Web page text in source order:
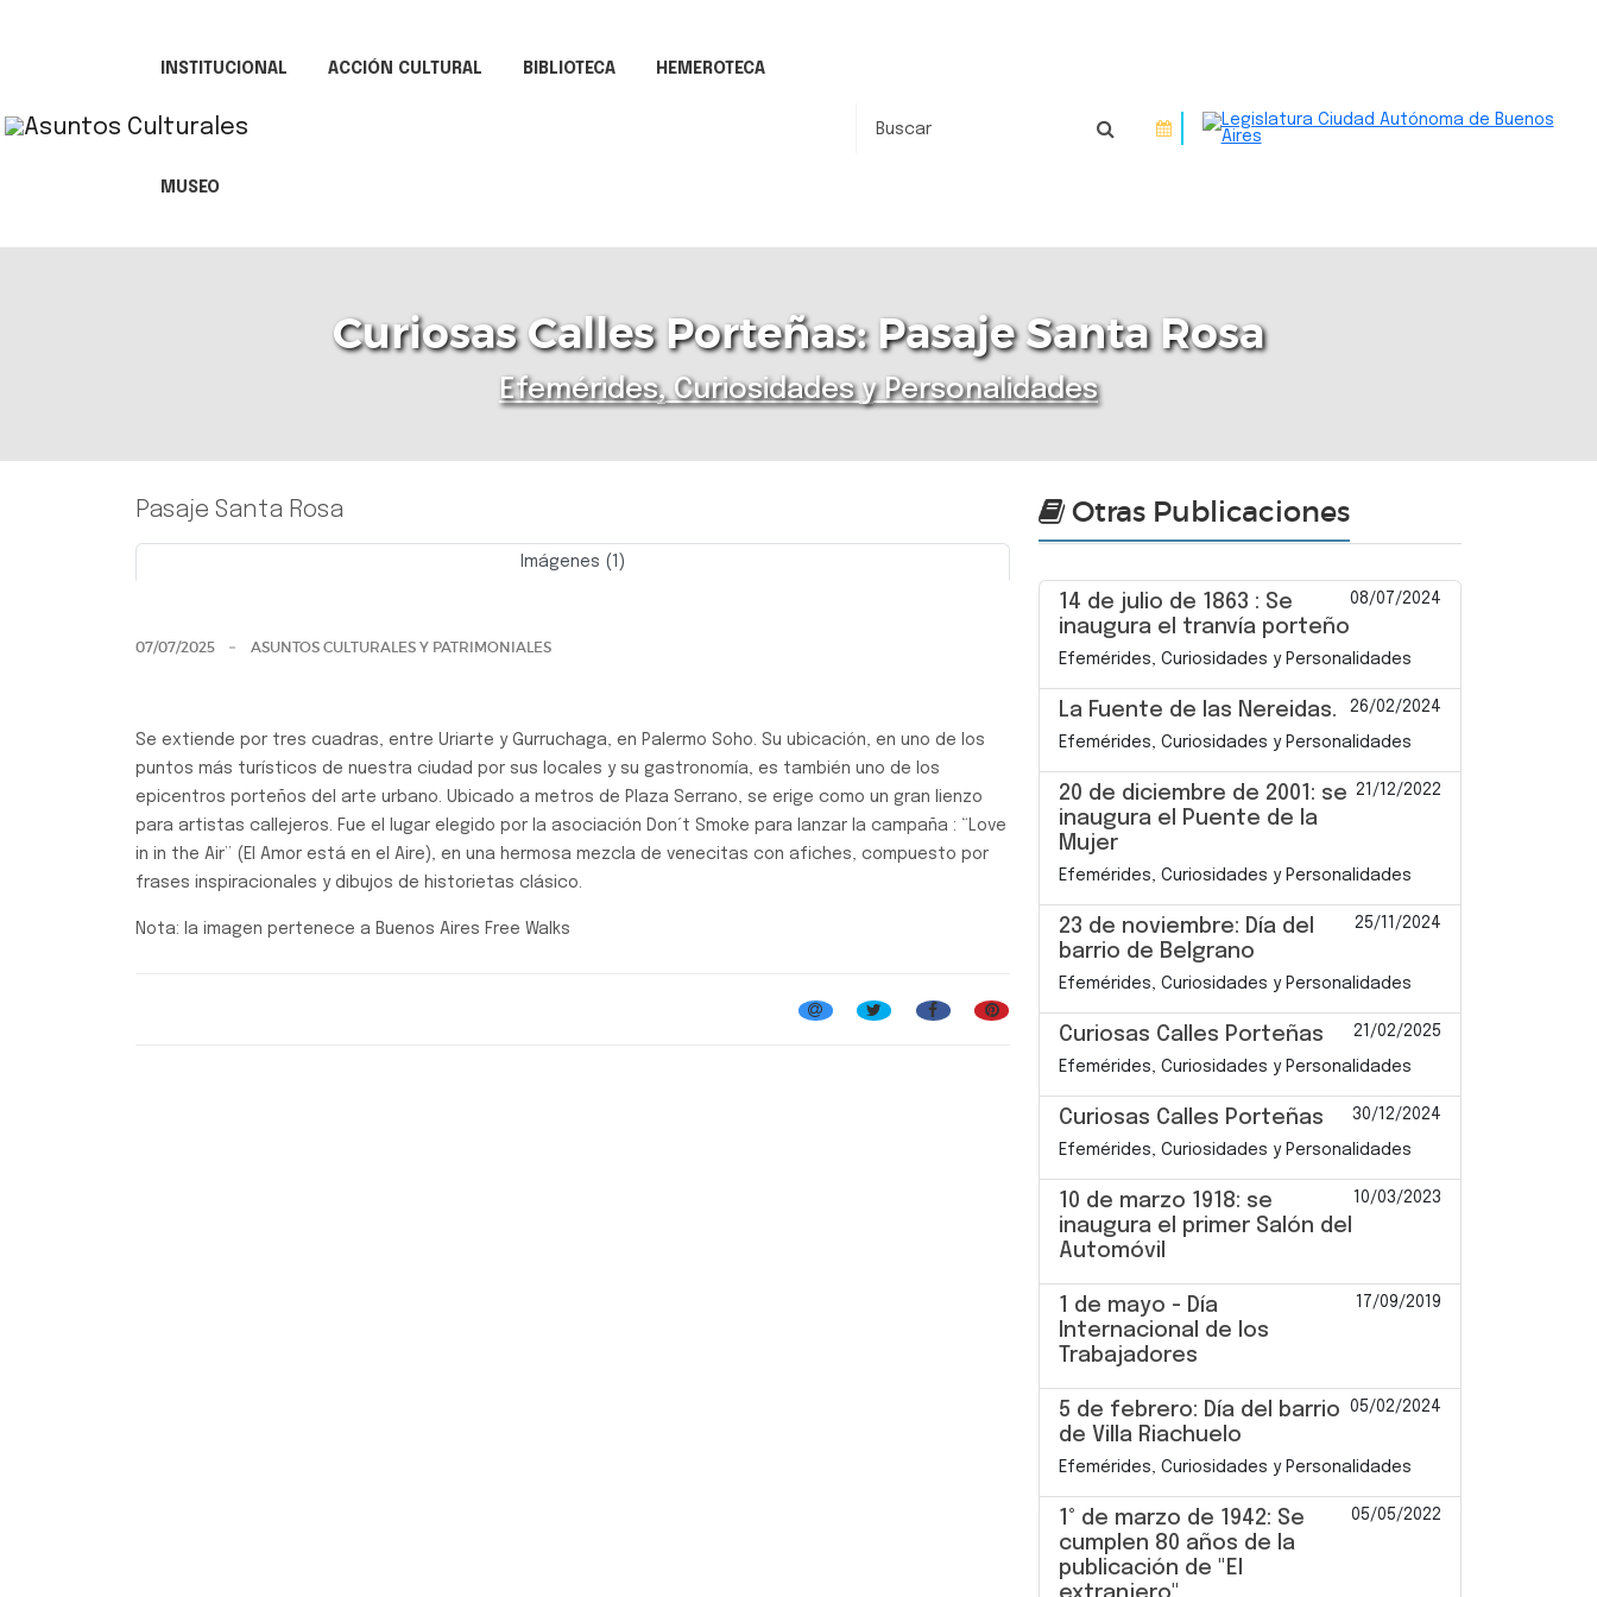
INSTITUCIONAL ACCIÓN CULTURAL BIBLIOTECA HEMEROTECA
MUSEO
Curiosas Calles Porteñas: Pasaje Santa Rosa
Efemérides, Curiosidades y Personalidades
Pasaje Santa Rosa
Imágenes (1)
07/07/2025 ASUNTOS CULTURALES Y PATRIMONIALES
Se extiende por tres cuadras, entre Uriarte y Gurruchaga, en Palermo Soho. Su ubicación, en uno de los
puntos más turísticos de nuestra ciudad por sus locales y su gastronomía, es también uno de los
epicentros porteños del arte urbano. Ubicado a metros de Plaza Serrano, se erige como un gran lienzo
para artistas callejeros. Fue el lugar elegido por la asociación Don´t Smoke para lanzar la campaña : “Love
in in the Air” (El Amor está en el Aire), en una hermosa mezcla de venecitas con afiches, compuesto por
frases inspiracionales y dibujos de historietas clásico.
Nota: la imagen pertenece a Buenos Aires Free Walks
Otras Publicaciones
14 de julio de 1863 : Se
inaugura el tranvía porteño
08/07/2024
Efemérides, Curiosidades y Personalidades
La Fuente de las Nereidas. 26/02/2024
Efemérides, Curiosidades y Personalidades
20 de diciembre de 2001: se
inaugura el Puente de la
Mujer
21/12/2022
Efemérides, Curiosidades y Personalidades
23 de noviembre: Día del
barrio de Belgrano
25/11/2024
Efemérides, Curiosidades y Personalidades
Curiosas Calles Porteñas 21/02/2025
Efemérides, Curiosidades y Personalidades
Curiosas Calles Porteñas 30/12/2024
Efemérides, Curiosidades y Personalidades
10 de marzo 1918: se
inaugura el primer Salón del
Automóvil
10/03/2023
1 de mayo - Día
Internacional de los
Trabajadores
17/09/2019
5 de febrero: Día del barrio
de Villa Riachuelo
05/02/2024
Efemérides, Curiosidades y Personalidades
1° de marzo de 1942: Se
cumplen 80 años de la
publicación de "El
05/05/2022